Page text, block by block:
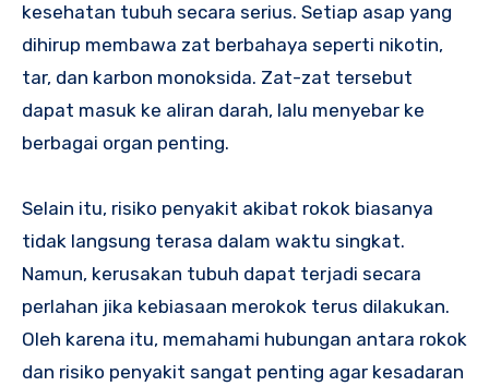
kesehatan tubuh secara serius. Setiap asap yang
dihirup membawa zat berbahaya seperti nikotin,
tar, dan karbon monoksida. Zat-zat tersebut
dapat masuk ke aliran darah, lalu menyebar ke
berbagai organ penting.
Selain itu, risiko penyakit akibat rokok biasanya
tidak langsung terasa dalam waktu singkat.
Namun, kerusakan tubuh dapat terjadi secara
perlahan jika kebiasaan merokok terus dilakukan.
Oleh karena itu, memahami hubungan antara rokok
dan risiko penyakit sangat penting agar kesadaran